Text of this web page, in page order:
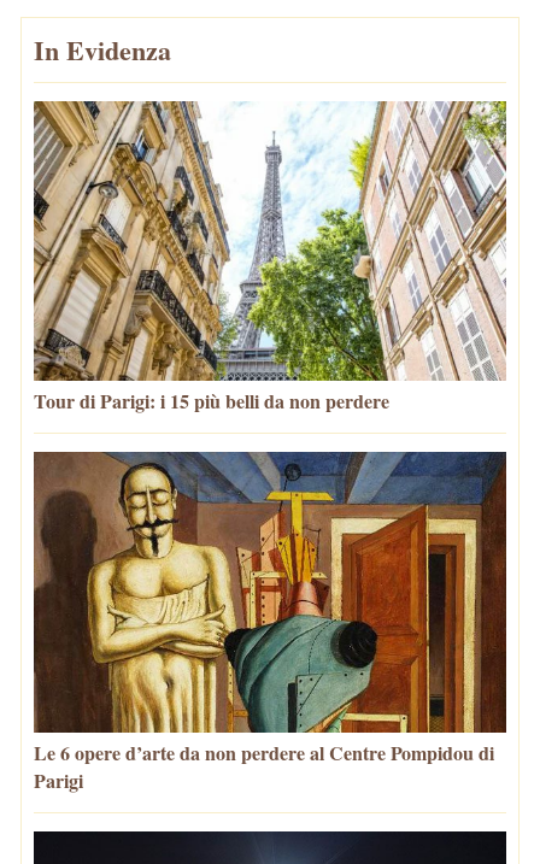
In Evidenza
Tour di Parigi: i 15 più belli da non perdere
Le 6 opere d’arte da non perdere al Centre Pompidou di
Parigi